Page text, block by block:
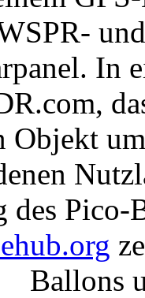
In
Objekt
des Pico-
Ballons